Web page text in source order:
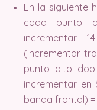
En la siguiente
cada punto
incrementar
(incrementar
punto alto
incrementar
banda frontal) =